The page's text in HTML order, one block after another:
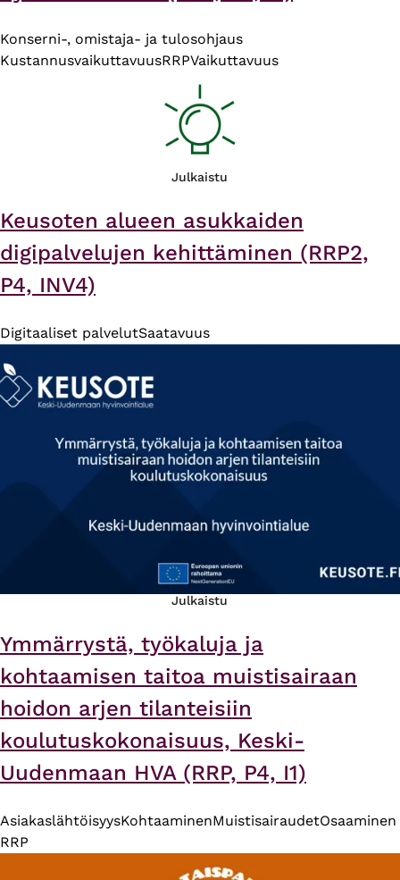
Konserni-, omistaja- ja tulosohjaus
KustannusvaikuttavuusRRPVaikuttavuus
Julkaistu
Keusoten alueen asukkaiden
digipalvelujen kehittäminen (RRP2,
P4, INV4)
Digitaaliset palvelutSaatavuus
Julkaistu
Ymmärrystä, työkaluja ja
kohtaamisen taitoa muistisairaan
hoidon arjen tilanteisiin
koulutuskokonaisuus, Keski-
Uudenmaan HVA (RRP, P4, I1)
AsiakaslähtöisyysKohtaaminenMuistisairaudetOsaaminen
RRP